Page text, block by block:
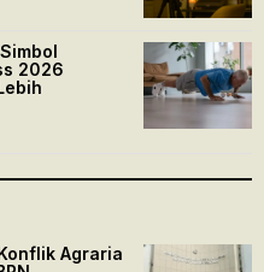
2026
Agraria